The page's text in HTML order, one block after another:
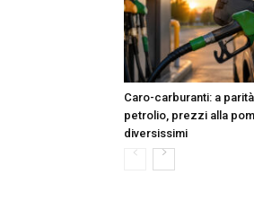
Caro-carburanti: a
petrolio, prezzi alla
diversissimi